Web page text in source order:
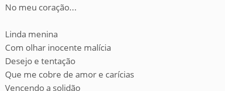
No meu coração...
Linda menina
Com olhar inocente malícia
Desejo e tentação
Que me cobre de amor e carícias
Vencendo a solidão